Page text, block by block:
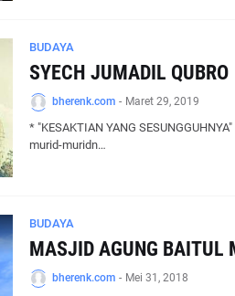
BUDAYA
SYECH JUMADIL QUBRO
bherenk.com - Maret 29, 2019
* "KESAKTIAN YANG
murid-muridn…
BUDAYA
MASJID AGUNG BAITUL
bherenk.com - Mei 31, 2018